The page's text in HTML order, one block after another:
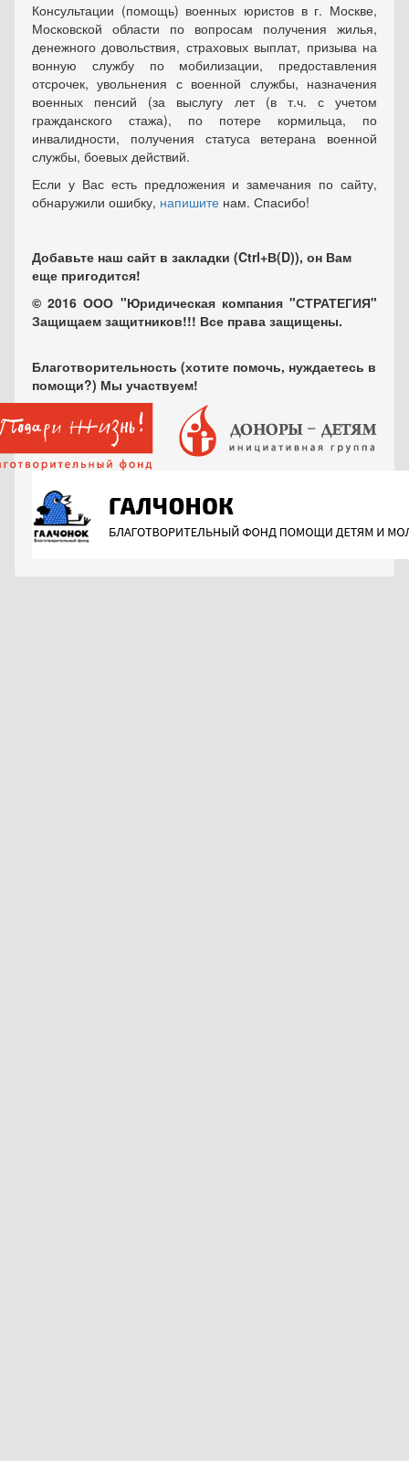
Консультации (помощь) военных юристов в г. Москве,
Московской области по вопросам получения жилья,
денежного довольствия, страховых выплат, призыва на
вонную службу по мобилизации, предоставления
отсрочек, увольнения с военной службы, назначения
военных пенсий (за выслугу лет (в т.ч. с учетом
гражданского стажа), по потере кормильца, по
инвалидности, получения статуса ветерана военной
службы, боевых действий.
Если у Вас есть предложения и замечания по сайту,
обнаружили ошибку, напишите нам. Спасибо!
Добавьте наш сайт в закладки (Ctrl+В(D)), он Вам
еще пригодится!
© 2016 ООО "Юридическая компания "СТРАТЕГИЯ"
Защищаем защитников!!! Все права защищены.
Благотворительность (хотите помочь, нуждаетесь в
помощи?) Мы участвуем!